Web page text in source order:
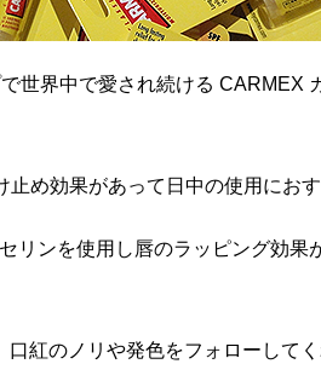
世界中で愛され続ける CARMEX
め効果があって日中の使用におす
リンを使用し唇のラッピング効果
紅のノリや発色をフォローしてく